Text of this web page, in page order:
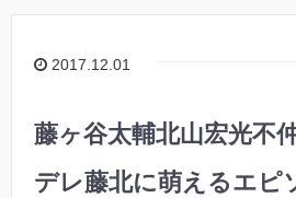
2017.12.01
藤ヶ谷太輔北山宏光不
デレ藤北に萌えるエピ